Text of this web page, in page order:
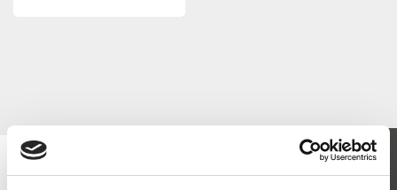
KOMM IN UNSER TEAM